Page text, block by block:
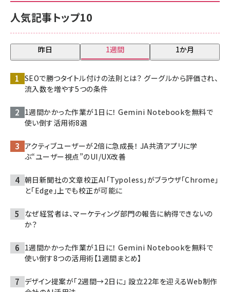
人気記事トップ10
昨日 1週間 1か月
SEOで勝つタイトル付けの法則とは？ グーグルから評価され、
流入数を増やす5つの条件
1週間かかった作業が1日に！ Gemini Notebookを無料で
使い倒す活用術8選
アクティブユーザーが2倍に急成長！ JA共済アプリに学
ぶ“ユーザー視点”のUI/UX改善
朝日新聞社の文章校正AI「Typoless」がブラウザ「Chrome」
と「Edge」上でも校正が可能に
なぜ経営者は、マーケティング部門の報告に納得できないの
か？
1週間かかった作業が1日に！ Gemini Notebookを無料で
使い倒す8つの活用術【1週間まとめ】
デザイン提案が「2週間→2日に」 設立22年を迎えるWeb制作